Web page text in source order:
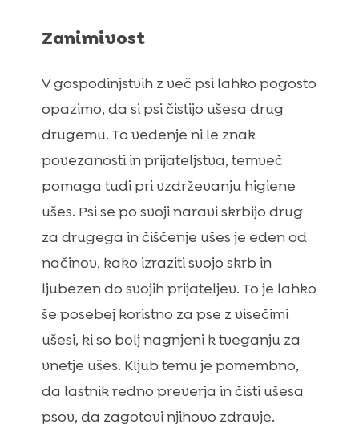
Zanimivost
V gospodinjstvih z več psi lahko pogosto
opazimo, da si psi čistijo ušesa drug
drugemu. To vedenje ni le znak
povezanosti in prijateljstva, temveč
pomaga tudi pri vzdrževanju higiene
ušes. Psi se po svoji naravi skrbijo drug
za drugega in čiščenje ušes je eden od
načinov, kako izraziti svojo skrb in
ljubezen do svojih prijateljev. To je lahko
še posebej koristno za pse z visečimi
ušesi, ki so bolj nagnjeni k tveganju za
vnetje ušes. Kljub temu je pomembno,
da lastnik redno preverja in čisti ušesa
psov, da zagotovi njihovo zdravje.